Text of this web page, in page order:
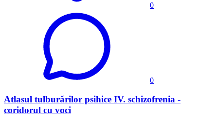
0
0
Atlasul tulburărilor psihice IV. schizofrenia -
coridorul cu voci